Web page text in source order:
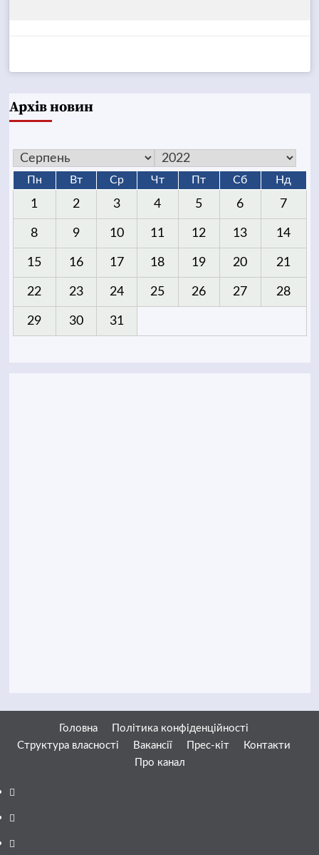
Архів новин
Пн Вт Ср Чт Пт Сб Нд
1 2 3 4 5 6 7
8 9 10 11 12 13 14
15 16 17 18 19 20 21
22 23 24 25 26 27 28
29 30 31
Головна
Політика конфіденційності
Структура власності
Вакансії Прес-кіт
Контакти
Про канал
Facebook
YouTube
Telegram